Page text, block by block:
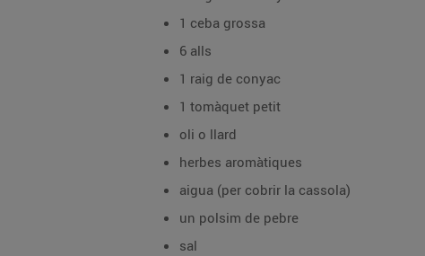
1 ceba grossa
6 alls
1 raig de conyac
1 tomàquet petit
oli o llard
herbes aromàtiques
aigua (per cobrir la cassola)
un polsim de pebre
sal